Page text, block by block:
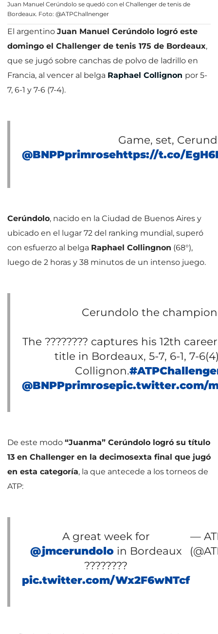
Juan Manuel Cerúndolo se quedó con el Challenger de tenis de
Bordeaux. Foto: @ATPChallnenger
El argentino Juan Manuel Cerúndolo logró este
domingo el Challenger de tenis 175 de Bordeaux,
que se jugó sobre canchas de polvo de ladrillo en
Francia, al vencer al belga Raphael Collignon por 5-
7, 6-1 y 7-6 (7-4).
Game, set,
@BNPPprimrosehttps://t.co/
Cerúndolo, nacido en la Ciudad de Buenos Aires y
ubicado en el lugar 72 del ranking mundial, superó
con esfuerzo al belga Raphael Collingnon (68°),
luego de 2 horas y 38 minutos de un intenso juego.
Cerundolo the
The ???????? captures his 12th
title in Bordeaux, 5-7, 6-1, 7-
Collignon.
@BNPPprimrosepic.twitter.com/
De este modo “Juanma” Cerúndolo logró su título
13 en Challenger en la decimosexta final que jugó
en esta categoría, la que antecede a los torneos de
ATP:
A great week for
@jmcerundoloin Bordeaux
????????
pic.twitter.com/Wx2F6wNTcf
—